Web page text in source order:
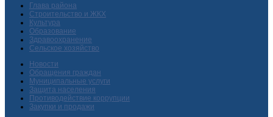
Глава района
Строительство и ЖКХ
Культура
Образование
Здравоохранение
Сельское хозяйство
Новости
Обращения граждан
Муниципальные услуги
Защита населения
Противодействие коррупции
Закупки и продажи